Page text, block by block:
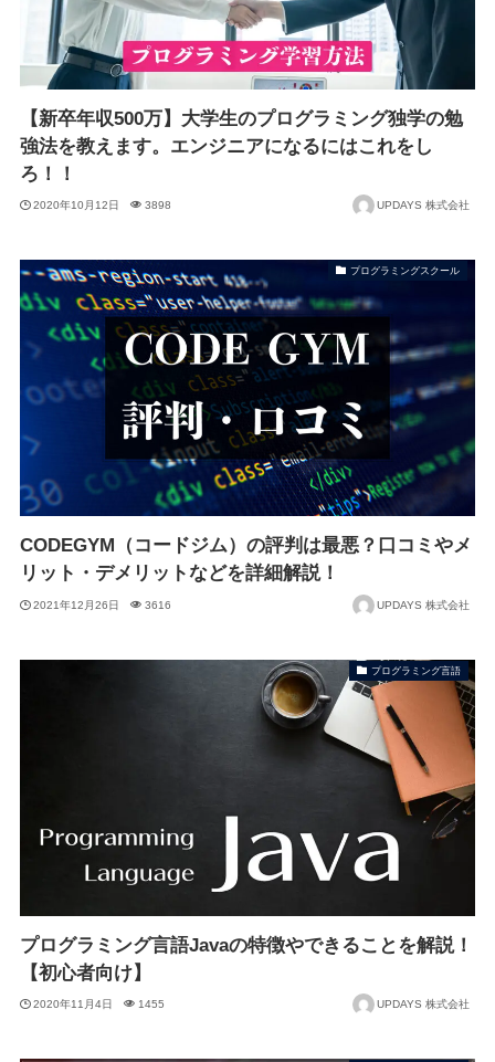
【新卒年収500万】大学生のプログラミング独学の勉
強法を教えます。エンジニアになるにはこれをし
ろ！！
2020年10月12日 3898 UPDAYS 株式会社
プログラミングスクール
CODEGYM（コードジム）の評判は最悪？口コミやメ
リット・デメリットなどを詳細解説！
2021年12月26日 3616 UPDAYS 株式会社
プログラミング言語
プログラミング言語Javaの特徴やできることを解説！
【初心者向け】
2020年11月4日 1455 UPDAYS 株式会社